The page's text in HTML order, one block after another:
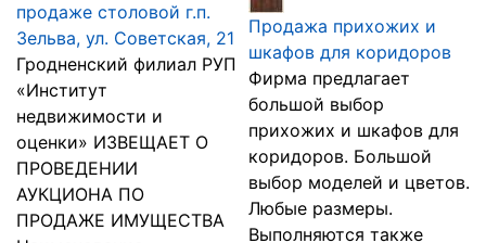
продаже столовой г.п.
Зельва, ул. Советская, 21
Гродненский филиал РУП
«Институт
недвижимости и
оценки» ИЗВЕЩАЕТ О
ПРОВЕДЕНИИ
АУКЦИОНА ПО
ПРОДАЖЕ ИМУЩЕСТВА
Продажа прихожих и
шкафов для коридоров
Фирма предлагает
большой выбор
прихожих и шкафов для
коридоров. Большой
выбор моделей и цветов.
Любые размеры.
Выполняются также